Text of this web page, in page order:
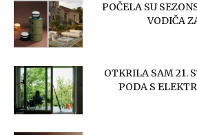
POČELA SU
VODIČA
OTKRILA SAM 21.
PODA S